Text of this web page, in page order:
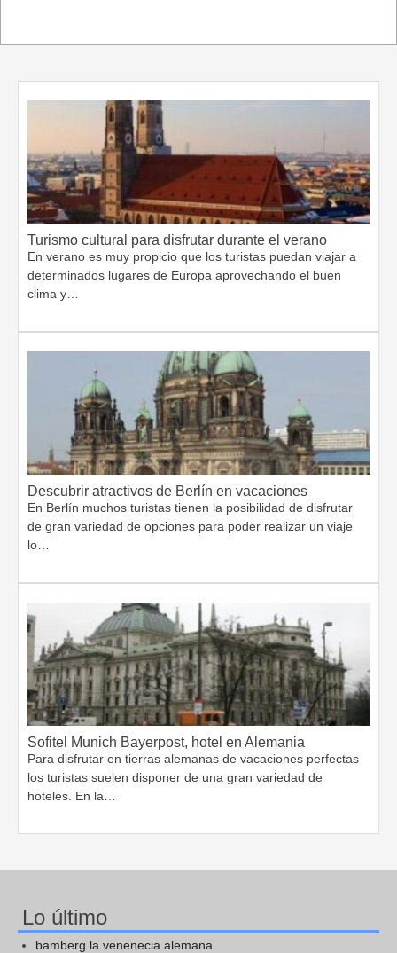
Turismo cultural para disfrutar durante el verano
En verano es muy propicio que los turistas puedan viajar a
determinados lugares de Europa aprovechando el buen
clima y…
Descubrir atractivos de Berlín en vacaciones
En Berlín muchos turistas tienen la posibilidad de disfrutar
de gran variedad de opciones para poder realizar un viaje
lo…
Sofitel Munich Bayerpost, hotel en Alemania
Para disfrutar en tierras alemanas de vacaciones perfectas
los turistas suelen disponer de una gran variedad de
hoteles. En la…
Lo último
bamberg la venenecia alemana